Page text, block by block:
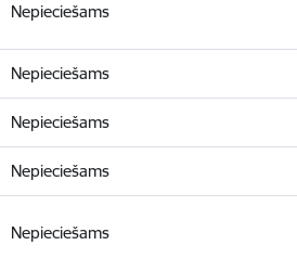
Nepieciešams
Nepieciešams
Nepieciešams
Nepieciešams
Nepieciešams